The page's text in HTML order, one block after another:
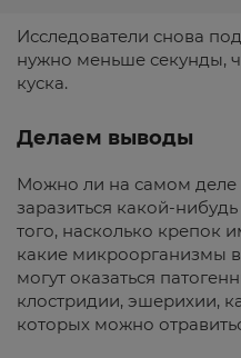
Исследователи снова
нужно меньше секунды,
куска.
Делаем выводы
Можно ли на самом деле
заразиться какой-
того, насколько крепок
какие микроорганизмы
могут оказаться
клостридии, эшерихии,
которых можно